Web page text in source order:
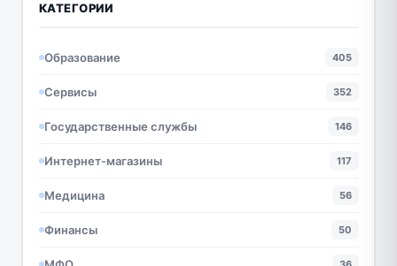
КАТЕГОРИИ
Образование 405
Сервисы 352
Государственные службы 146
Интернет-магазины 117
Медицина 56
Финансы 50